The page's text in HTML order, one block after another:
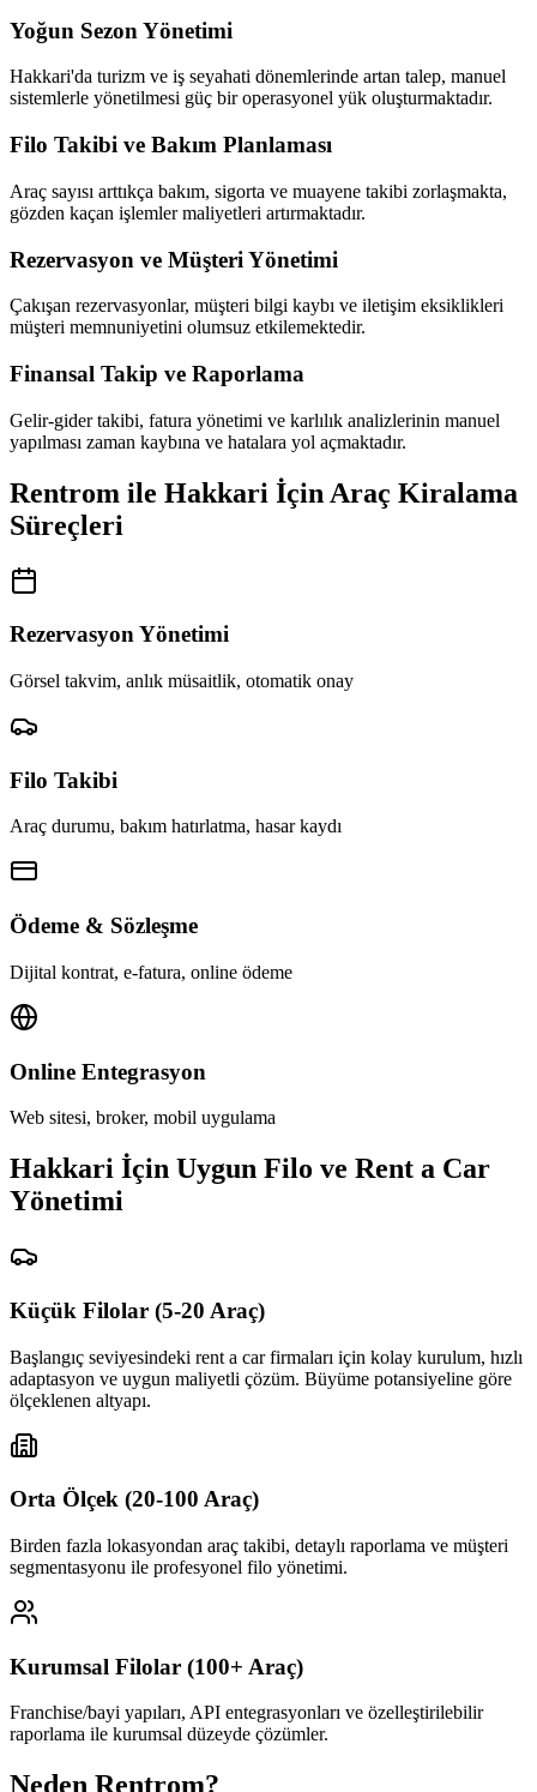
Yoğun Sezon Yönetimi
Hakkari'da turizm ve iş seyahati dönemlerinde artan talep, manuel
sistemlerle yönetilmesi güç bir operasyonel yük oluşturmaktadır.
Filo Takibi ve Bakım Planlaması
Araç sayısı arttıkça bakım, sigorta ve muayene takibi zorlaşmakta,
gözden kaçan işlemler maliyetleri artırmaktadır.
Rezervasyon ve Müşteri Yönetimi
Çakışan rezervasyonlar, müşteri bilgi kaybı ve iletişim eksiklikleri
müşteri memnuniyetini olumsuz etkilemektedir.
Finansal Takip ve Raporlama
Gelir-gider takibi, fatura yönetimi ve karlılık analizlerinin manuel
yapılması zaman kaybına ve hatalara yol açmaktadır.
Rentrom ile Hakkari İçin Araç Kiralama
Süreçleri
Rezervasyon Yönetimi
Görsel takvim, anlık müsaitlik, otomatik onay
Filo Takibi
Araç durumu, bakım hatırlatma, hasar kaydı
Ödeme & Sözleşme
Dijital kontrat, e-fatura, online ödeme
Online Entegrasyon
Web sitesi, broker, mobil uygulama
Hakkari İçin Uygun Filo ve Rent a Car
Yönetimi
Küçük Filolar (5-20 Araç)
Başlangıç seviyesindeki rent a car firmaları için kolay kurulum, hızlı
adaptasyon ve uygun maliyetli çözüm. Büyüme potansiyeline göre
ölçeklenen altyapı.
Orta Ölçek (20-100 Araç)
Birden fazla lokasyondan araç takibi, detaylı raporlama ve müşteri
segmentasyonu ile profesyonel filo yönetimi.
Kurumsal Filolar (100+ Araç)
Franchise/bayi yapıları, API entegrasyonları ve özelleştirilebilir
raporlama ile kurumsal düzeyde çözümler.
Neden Rentrom?